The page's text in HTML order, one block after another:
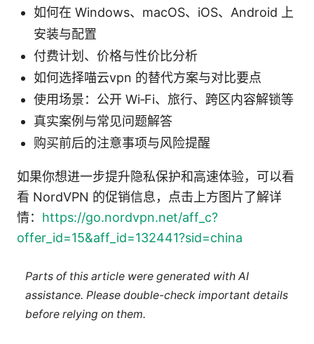
如何在 Windows、macOS、iOS、Android 上
安装与配置
付费计划、价格与性价比分析
如何选择喵云vpn 的替代方案与对比要点
使用场景：公开 Wi‑Fi、旅行、跨区内容解锁等
真实案例与常见问题解答
购买前后的注意事项与风险提醒
如果你想进一步提升隐私保护和高速体验，可以看
看 NordVPN 的促销信息，点击上方图片了解详
情： https://go.nordvpn.net/aff_c?
offer_id=15&aff_id=132441?sid=china
Parts of this article were generated with AI
assistance. Please double-check important details
before relying on them.